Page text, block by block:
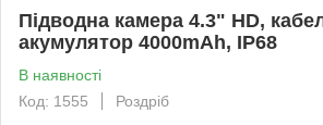
Підводна камера 4.3" HD,
акумулятор 4000mAh, IP68
В наявності
Код: 1555
Роздріб